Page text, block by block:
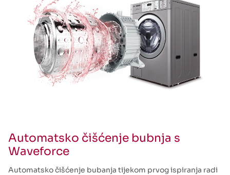
Automatsko čišćenje bubnja s
Waveforce
Automatsko čišćenje bubanja tijekom prvog ispiranja radi